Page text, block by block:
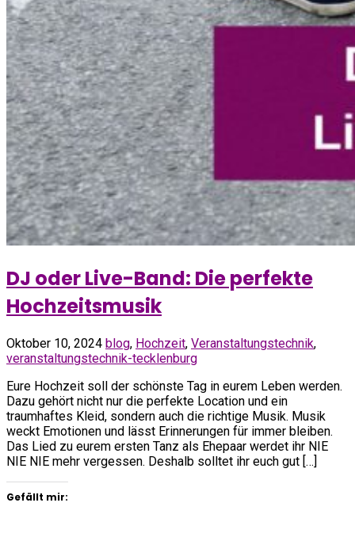
DJ oder Live-Band: Die perfekte
Hochzeitsmusik
Oktober 10, 2024 blog, Hochzeit, Veranstaltungstechnik,
veranstaltungstechnik-tecklenburg
Eure Hochzeit soll der schönste Tag in eurem Leben werden.
Dazu gehört nicht nur die perfekte Location und ein
traumhaftes Kleid, sondern auch die richtige Musik. Musik
weckt Emotionen und lässt Erinnerungen für immer bleiben.
Das Lied zu eurem ersten Tanz als Ehepaar werdet ihr NIE
NIE NIE mehr vergessen. Deshalb solltet ihr euch gut […]
Gefällt mir: